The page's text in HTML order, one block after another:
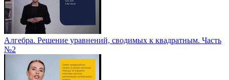
Алгебра. Решение уравнений, сводимых к квадратным. Часть
№2